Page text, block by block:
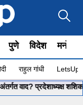
पुणे विदेश
राहुल गांधी
प्रदेशाध्यक्ष शशिकांत